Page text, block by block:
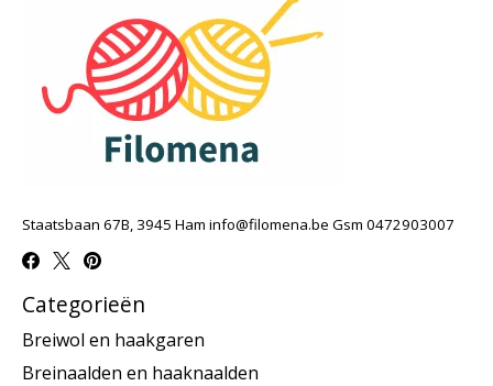
Staatsbaan 67B, 3945 Ham info@filomena.be Gsm 0472903007
Categorieën
Breiwol en haakgaren
Breinaalden en haaknaalden